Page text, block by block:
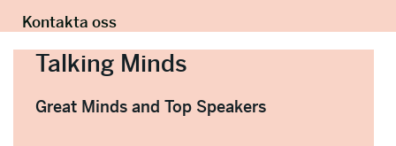
Kontakta oss
Talking Minds
Great Minds and Top Speakers